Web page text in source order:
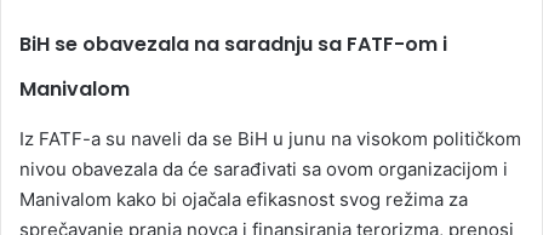
BiH se obavezala na saradnju sa FATF-om i
Manivalom
Iz FATF-a su naveli da se BiH u junu na visokom političkom
nivou obavezala da će sarađivati sa ovom organizacijom i
Manivalom kako bi ojačala efikasnost svog režima za
sprečavanje pranja novca i finansiranja terorizma, prenosi